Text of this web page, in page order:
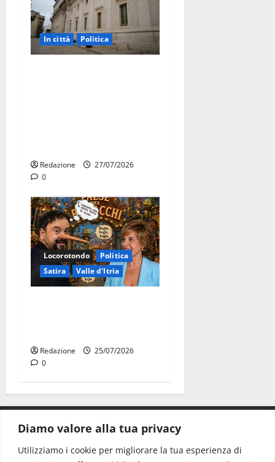
Diamo valore alla tua privacy
Utilizziamo i cookie per migliorare la tua esperienza di
In città Politica
Redazione
27/07/2026
0
Locorotondo
Politica
Satira
Valle d'Itria
Redazione
25/07/2026
0
CONTATTI.